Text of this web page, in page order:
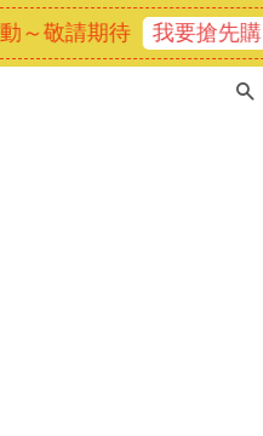
敬請期待 我要搶先購！